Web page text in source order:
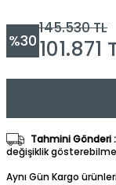
%30
145.530TL
101.871
Tahmini Gönderi :
değişiklik
Aynı Gün Kargo